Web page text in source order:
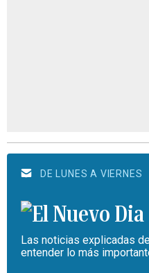
DE LUNES A VIERNES
Las noticias explicadas
entender lo más